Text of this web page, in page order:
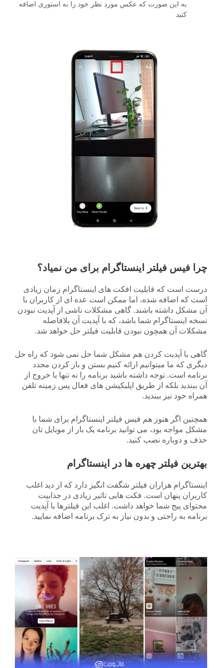
به این صورت که عکس مورد نظر خود را به استوری اضافه
کنید
چرا فیس فیلتر اینستاگرام برای من نمیاد؟
درست است که قابلیت افکت های اینستاگرام زمان زیادی
است که اضافه شده، اما ممکن است عده ای از کاربران با
آن مشکل داشته باشند. گاهی مشکلات ناشی از آپدیت نبودن
نسخه اینستاگرام شما باشد، که با آپدیت آن بلافاصله
مشکلات آن همچون نبودن قابلیت فیلتر حل خواهد شد.
گاهی با آپدیت کردن هم مشکل شما حل نمی شود که راه حل
دیگری که ما میتوانیم ارائه کنیم بستن و باز کردن مجدد
برنامه است. توجه داشته باشید برنامه را نه تنها با خروج از
آن ببندید بلکه از طریق اپلیکیشن های فعال پس زمینه تلفن
همراه خود نیز ببندید.
همچنین اگر هنوز هم فیس فیلتر اینستاگرام برای شما با
مشکل مواجه بود، می توانید برنامه یک بار از موبایل تان
حذف و دوباره نصب کنید.
بهترین فیلتر چهره ها در اینستاگرام
اینستاگرام هزاران فیلتر شگفت انگیز دارد که از دید اغلب
کاربران پنهان است. فکت هایی تاثیر زیادی در جذابیت
محتوای پیج شما خواهد داشت. اغلب این فیلترها با آپدیت
برنامه به راحتی و بدون نیاز به ترک برنامه اضافه نمایید.